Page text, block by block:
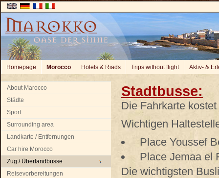
Homepage Morocco Hotels & Riads Trips without flight Aktiv- &
About Marocco
Städte
Sport
Surrounding area
Landkarte / Entfernungen
Car hire Morocco
Zug / Überlandbusse
Reisevorbereitungen
Stadtbusse:
Die Fahrkarte
Wichtigen
Place Youssef
Place Jemaa el
Die wichtigsten